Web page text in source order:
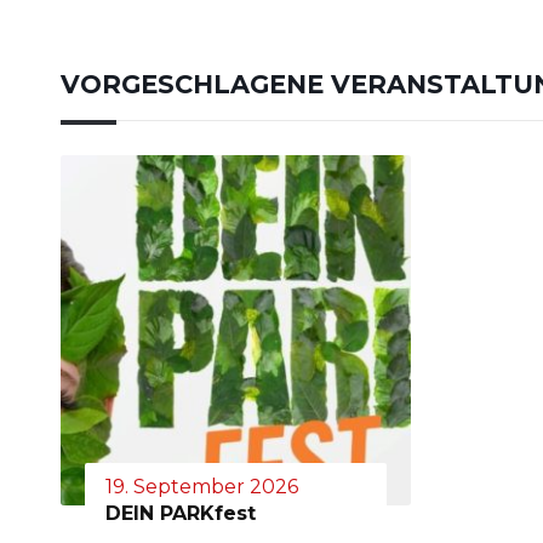
VORGESCHLAGENE
19. September 2026
DEIN PARKfest